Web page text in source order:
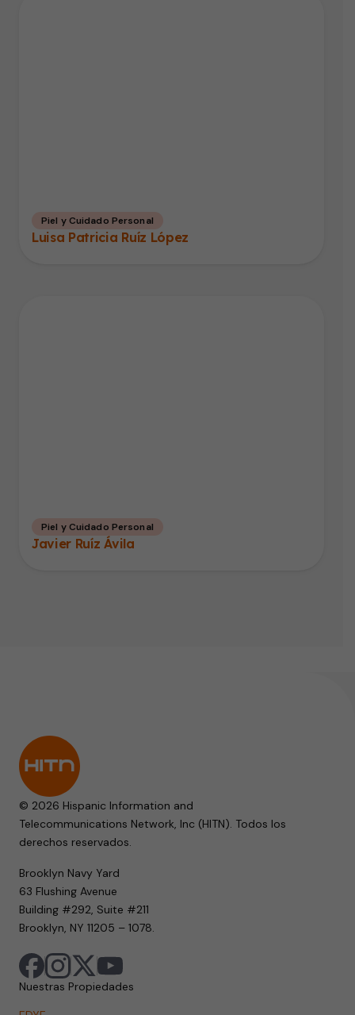
Piel y Cuidado Personal
Luisa Patricia Ruíz López
Piel y Cuidado Personal
Javier Ruíz Ávila
© 2026 Hispanic Information and
Telecommunications Network, Inc (HITN). Todos los
derechos reservados.
Brooklyn Navy Yard
63 Flushing Avenue
Building #292, Suite #211
Brooklyn, NY 11205 – 1078.
Nuestras Propiedades